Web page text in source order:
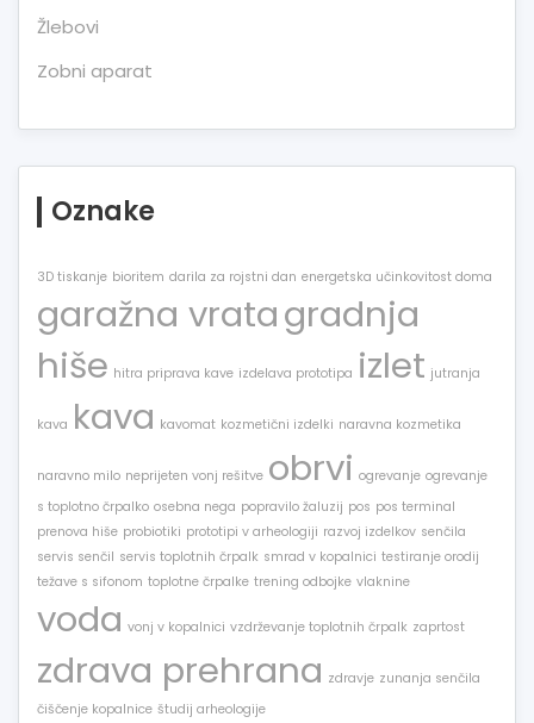
Žlebovi
Zobni aparat
Oznake
3D tiskanje bioritem darila za rojstni dan energetska učinkovitost doma
garažna vratagradnja
hiše hitra priprava kave izdelava prototipa izlet jutranja
kava kava kavomat kozmetični izdelki naravna kozmetika
naravno milo neprijeten vonj rešitve obrvi ogrevanje ogrevanje
s toplotno črpalko osebna nega popravilo žaluzij pos pos terminal
prenova hiše probiotiki prototipi v arheologiji razvoj izdelkov senčila
servis senčil servis toplotnih črpalk smrad v kopalnici testiranje orodij
težave s sifonom toplotne črpalke trening odbojke vlaknine
voda vonj v kopalnici vzdrževanje toplotnih črpalk zaprtost
zdrava prehrana zdravje zunanja senčila
čiščenje kopalnice študij arheologije